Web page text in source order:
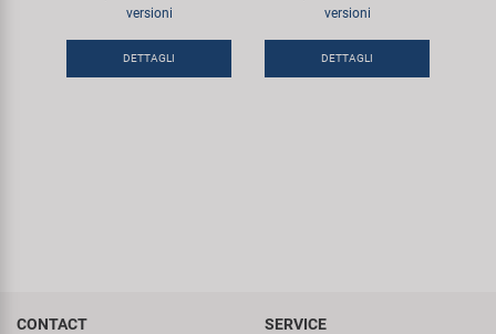
versioni
DETTAGLI
versioni
DETTAGLI
CONTACT SERVICE